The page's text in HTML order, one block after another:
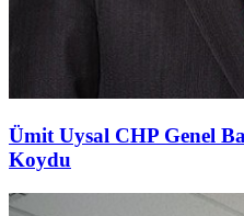
Ümit Uysal CHP Genel
Koydu